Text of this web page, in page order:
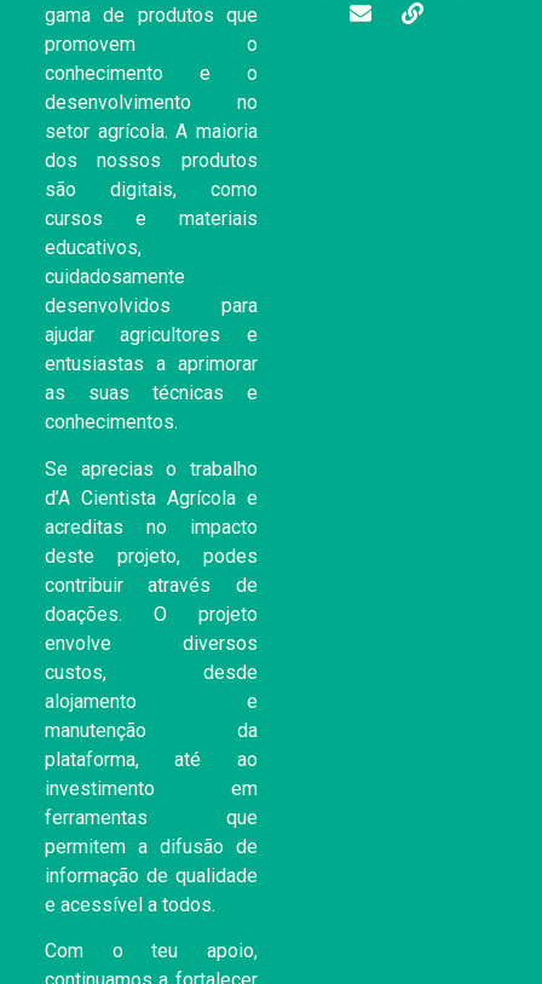
gama de produtos que
promovem o
conhecimento e o
desenvolvimento no
setor agrícola. A maioria
dos nossos produtos
são digitais, como
cursos e materiais
educativos,
cuidadosamente
desenvolvidos para
ajudar agricultores e
entusiastas a aprimorar
as suas técnicas e
conhecimentos.
Se aprecias o trabalho
d’A Cientista Agrícola e
acreditas no impacto
deste projeto, podes
contribuir através de
doações. O projeto
envolve diversos
custos, desde
alojamento e
manutenção da
plataforma, até ao
investimento em
ferramentas que
permitem a difusão de
informação de qualidade
e acessível a todos.
Com o teu apoio,